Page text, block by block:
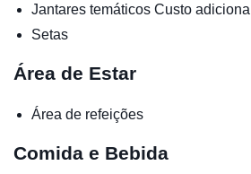
Jantares temáticos Custo adicional
Setas
Área de Estar
Área de refeições
Comida e Bebida